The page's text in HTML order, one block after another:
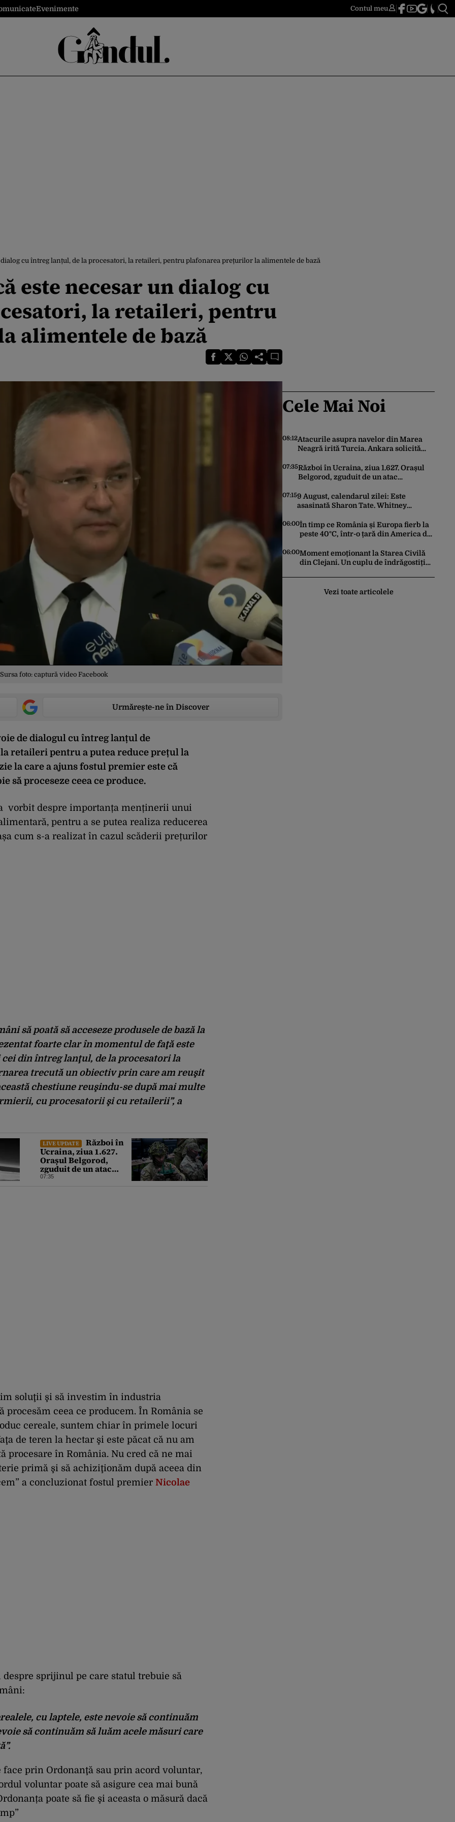
Evenimente Contul meu
cu întreg lanțul, de la procesatori, la retaileri, pentru plafonarea prețurilor la alimentele de bază
este necesar un dialog cu
la retaileri, pentru
alimentele de bază
foto: captură video Facebook
Urmărește-ne în Discover
de dialogul cu întreg lanțul de
retaileri pentru a putea reduce prețul la
la care a ajuns fostul premier este că
să proceseze ceea ce produce.
vorbit despre importanța menținerii unui
pentru a se putea realiza reducerea
cum s-a realizat în cazul scăderii prețurilor
să poată să acceseze produsele de bază la
foarte clar în momentul de faţă este
din întreg lanţul, de la procesatori la
trecută un obiectiv prin care am reuşit
chestiune reuşindu-se după mai multe
cu procesatorii şi cu retailerii”, a
LIVE UPDATE
Război în
Ucraina, ziua 1.627.
Orașul Belgorod,
zguduit de un atac
ucrainean cu drone.
07:35
soluţii şi să investim în industria
procesăm ceea ce producem. În România se
cereale, suntem chiar în primele locuri
de teren la hectar şi este păcat că nu am
procesare în România. Nu cred că ne mai
primă şi să achiziţionăm după aceea din
a concluzionat fostul premier Nicolae
sprijinul pe care statul trebuie să
cu laptele, este nevoie să continuăm
să continuăm să luăm acele măsuri care
face prin Ordonanţă sau prin acord voluntar,
voluntar poate să asigure cea mai bună
poate să fie şi aceasta o măsură dacă
Cele Mai Noi
08:12Atacurile asupra navelor din Marea
Neagră irită Turcia. Ankara solicită
07:35Război în Ucraina, ziua 1.627. Orașul
Belgorod, zguduit de un atac
fost rănite și mai multe clădiri,
incendiate
07:159 August, calendarul zilei: Este
asasinată Sharon Tate. Whitney
06:00În timp ce România și Europa fierb la
peste 40°C, într-o țară din America de
Pârtiile s-au umplut de schiori
06:00Moment emoționant la Starea Civilă
din Clejani. Un cuplu de îndrăgostiți
Vezi toate articolele